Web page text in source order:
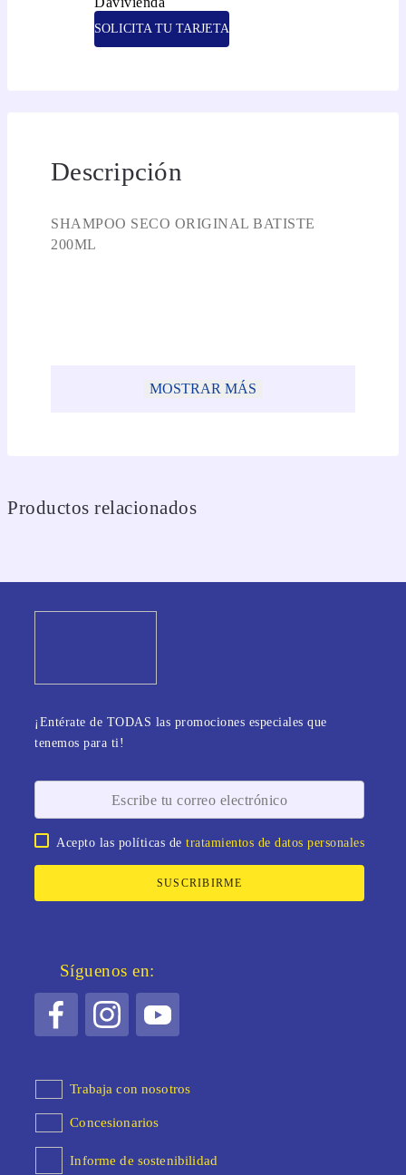
SOLICITA TU TARJETA
Descripción
SHAMPOO SECO ORIGINAL BATISTE
200ML
MOSTRAR MÁS
Productos relacionados
¡Entérate de TODAS las promociones especiales que
tenemos para ti!
Acepto las políticas detratamientos de datos personales
SUSCRIBIRME
Síguenos en:
Trabaja con nosotros
Concesionarios
Informe de sostenibilidad